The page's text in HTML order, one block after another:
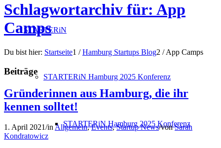
STARTERiN
STARTERiN Hamburg 2025 Konferenz
STARTERiN Hamburg 2025 Konferenz
Schlagwortarchiv für: App
Camps
Du bist hier: Startseite1 / Hamburg Startups Blog2 / App Camps
Beiträge
Gründerinnen aus Hamburg, die ihr
kennen solltet!
1. April 2021/inAllgemein,Events,Startup News/vonSarah
Kondratowicz